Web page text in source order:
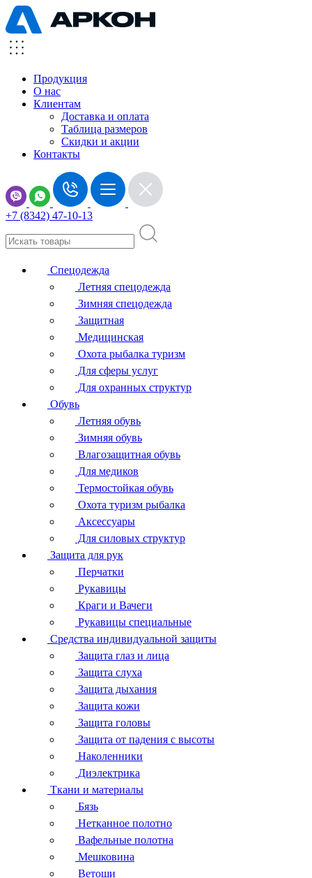
Продукция
О нас
Клиентам
Доставка и оплата
Таблица размеров
Скидки и акции
Контакты
+7 (8342) 47-10-13
Спецодежда
Летняя спецодежда
Зимняя спецодежда
Защитная
Медицинская
Охота рыбалка туризм
Для сферы услуг
Для охранных структур
Обувь
Летняя обувь
Зимняя обувь
Влагозащитная обувь
Для медиков
Термостойкая обувь
Охота туризм рыбалка
Аксессуары
Для силовых структур
Защита для рук
Перчатки
Рукавицы
Краги и Вачеги
Рукавицы специальные
Средства индивидуальной защиты
Защита глаз и лица
Защита слуха
Защита дыхания
Защита кожи
Защита головы
Защита от падения с высоты
Наколенники
Диэлектрика
Ткани и материалы
Бязь
Нетканное полотно
Вафельные полотна
Мешковина
Ветоши